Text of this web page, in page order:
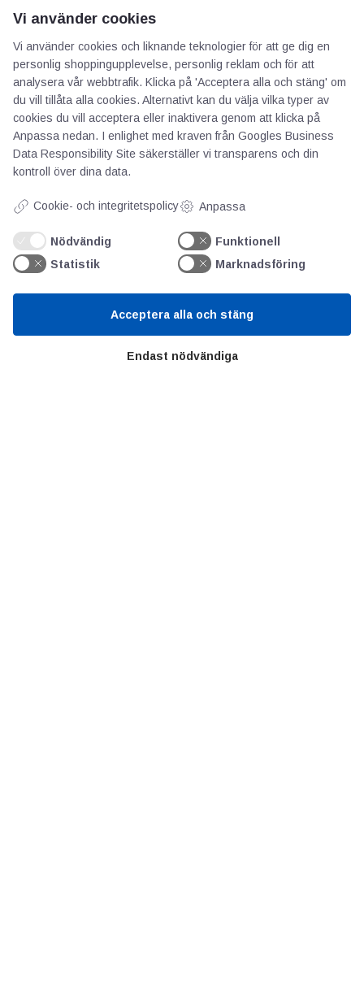
kontor och handelsanläggningar.
Sandwichpaneler med kärna av antingen
mineralull eller PIR (polyisocyanurat)
säkerställer ett hållbart, lufttätt och
energieffektivt skal runt alla typer av
byggnader. Utöver i Oborniki tillverkar
Ruukkisandwichpaneleri Alajärvi i Finland.
Europeiska regionala utvecklingsfonden
som en del av Smart Growth Operational
Vi använder cookies
Vi använder cookies och liknande teknologier för att ge dig en
personlig shoppingupplevelse, personlig reklam och för att
analysera vår webbtrafik. Klicka på 'Acceptera alla och stäng' om
du vill tillåta alla cookies. Alternativt kan du välja vilka typer av
cookies du vill acceptera eller inaktivera genom att klicka på
Anpassa nedan. I enlighet med kraven från Googles Business
Data Responsibility Site säkerställer vi transparens och din
kontroll över dina data.
Cookie- och integritetspolicy Anpassa
Nödvändig
Funktionell
Statistik
Marknadsföring
Endast nödvändiga
Acceptera alla och stäng